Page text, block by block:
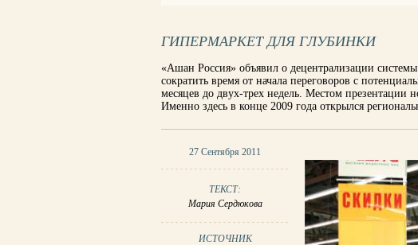
ГИПЕРМАРКЕТ ДЛЯ ГЛУБИНКИ
«Ашан Россия» объявил о децентрализации
сократить время от начала переговоров с
месяцев до двух-трех недель. Местом презентации
Именно здесь в конце 2009 года открылся
27 Сентября 2011
ТЕКСТ:
Мария Сердюкова
ИСТОЧНИК